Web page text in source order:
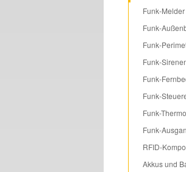
Funk-
Funk-
Funk-
Funk-
Funk-
Funk-
Funk-
Funk-
RFID-
Akkus und